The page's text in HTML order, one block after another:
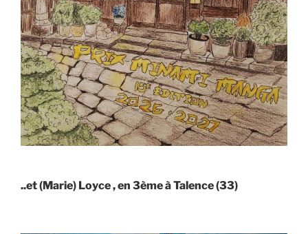
..et (Marie) Loyce , en 3ème à Talence (33)